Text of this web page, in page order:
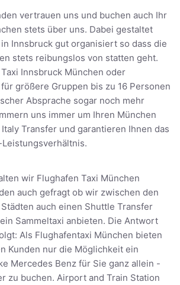
vertrauen uns und buchen auch Ihr
stets über uns. Dabei gestaltet
Innsbruck gut organisiert so dass die
stets reibungslos von statten geht.
Innsbruck München oder
größere Gruppen bis zu 16 Personen
Absprache sogar noch mehr
uns immer um Ihren München
Transfer und garantieren Ihnen das
wir Flughafen Taxi München
auch gefragt ob wir zwischen den
auch einen Shuttle Transfer
Sammeltaxi anbieten. Die Antwort
Als Flughafentaxi München bieten
Kunden nur die Möglichkeit ein
Mercedes Benz für Sie ganz allein -
zu buchen. Airport and Train Station